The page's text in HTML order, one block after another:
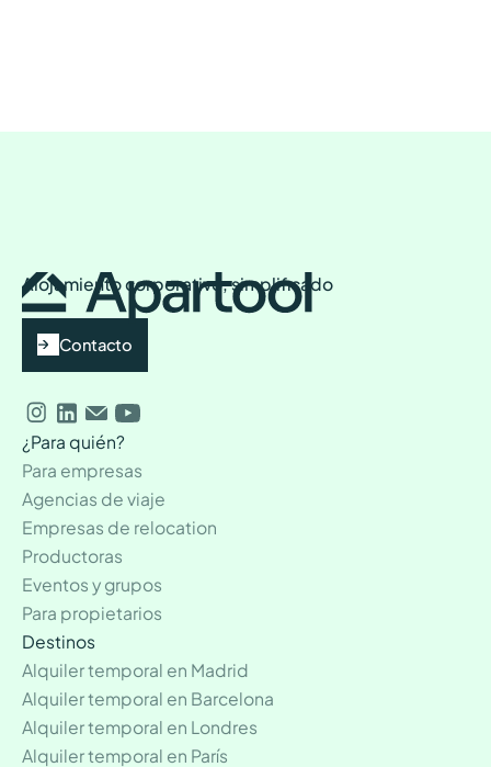
Alojamiento corporativo, simplificado
Contacto
¿Para quién?
Para empresas
Agencias de viaje
Empresas de relocation
Productoras
Eventos y grupos
Para propietarios
Destinos
Alquiler temporal en Madrid
Alquiler temporal en Barcelona
Alquiler temporal en Londres
Alquiler temporal en París